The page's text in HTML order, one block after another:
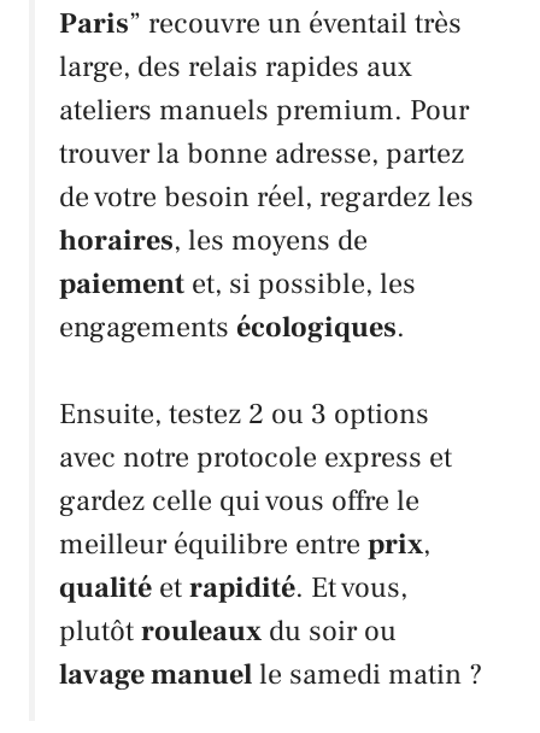
Paris” recouvre un éventail très
large, des relais rapides aux
ateliers manuels premium. Pour
trouver la bonne adresse, partez
de votre besoin réel, regardez les
horaires, les moyens de
paiement et, si possible, les
engagements écologiques.
Ensuite, testez 2 ou 3 options
avec notre protocole express et
gardez celle qui vous offre le
meilleur équilibre entre prix,
qualité etrapidité. Et vous,
plutôtrouleaux du soir ou
lavage manuelle samedi matin ?